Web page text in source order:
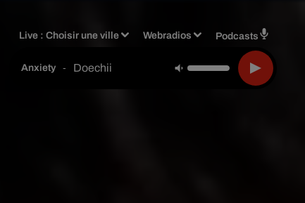
Live :Choisir une ville Webradios Podcasts
Anxiety - Doechii